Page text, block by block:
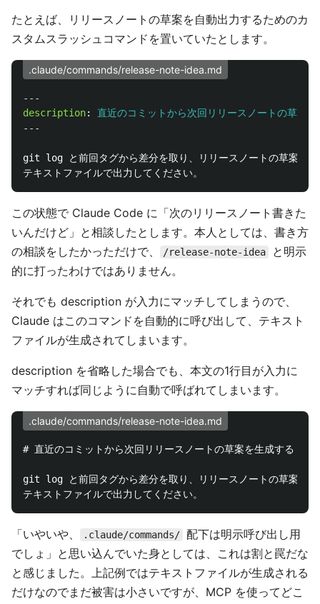
たとえば、リリースノートの草案を自動出力するためのカ
スタムスラッシュコマンドを置いていたとします。
.claude/commands/release-note-idea.md
---
description:
直近のコミットから次回リリースノートの草案を
---
git log と前回タグから差分を取り、リリースノートの草案を生
この状態で Claude Code に「次のリリースノート書きた
いんだけど」と相談したとします。本人としては、書き方
の相談をしたかっただけで、
/release-note-idea
と明示
的に打ったわけではありません。
それでも description が入力にマッチしてしまうので、
Claude はこのコマンドを自動的に呼び出して、テキスト
ファイルが生成されてしまいます。
description を省略した場合でも、本文の1行目が入力に
マッチすれば同じように自動で呼ばれてしまいます。
.claude/commands/release-note-idea.md
# 直近のコミットから次回リリースノートの草案を生成する
git log と前回タグから差分を取り、リリースノートの草案を生
「いやいや、 .claude/commands/ 配下は明示呼び出し用
でしょ」と思い込んでいた身としては、これは割と罠だな
と感じました。上記例ではテキストファイルが生成される
だけなのでまだ被害は小さいですが、MCP を使ってどこ